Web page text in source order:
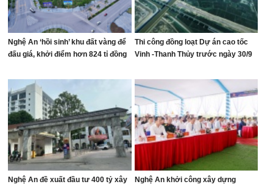
Nghệ An ‘hồi sinh’ khu đất vàng để
đấu giá, khởi điểm hơn 824 tỉ đồng
Thi công đồng loạt Dự án cao tốc
Vinh -Thanh Thủy trước ngày 30/9
Nghệ An đề xuất đầu tư 400 tỷ xây
Nghệ An khởi công xây dựng